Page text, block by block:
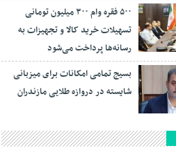
۵۰۰ فقره وام ۳۰۰ میلیون تومانی
تسهیلات خرید کالا و تجهیزات به
رسانه‌ها پرداخت می‌شود
بسیج تمامی امکانات برای میزبانی
شایسته در دروازه طلایی مازندران